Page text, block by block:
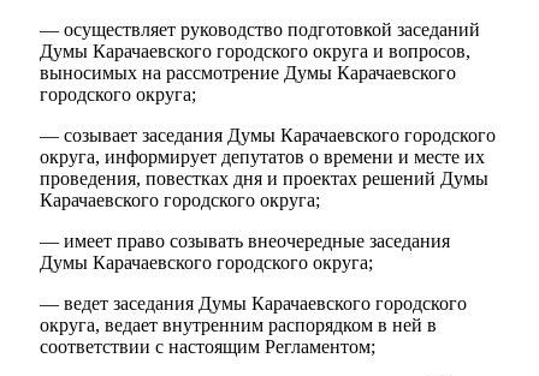
— осуществляет руководство подготовкой заседаний
Думы Карачаевского городского округа и вопросов,
выносимых на рассмотрение Думы Карачаевского
городского округа;
— созывает заседания Думы Карачаевского городского
округа, информирует депутатов о времени и месте их
проведения, повестках дня и проектах решений Думы
Карачаевского городского округа;
— имеет право созывать внеочередные заседания
Думы Карачаевского городского округа;
— ведет заседания Думы Карачаевского городского
округа, ведает внутренним распорядком в ней в
соответствии с настоящим Регламентом;
Новости Документы
"Минги Тау"
Виртуальная
приемная
Культурный
код кластера